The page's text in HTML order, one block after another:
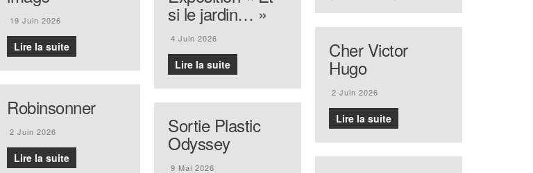
19 Juin 2026
Lire la suite
si le jardin… »
4 Juin 2026
Lire la suite
Cher Victor
Hugo
2 Juin 2026
Lire la suite
Robinsonner
2 Juin 2026
Lire la suite
Sortie Plastic
Odyssey
9 Mai 2026